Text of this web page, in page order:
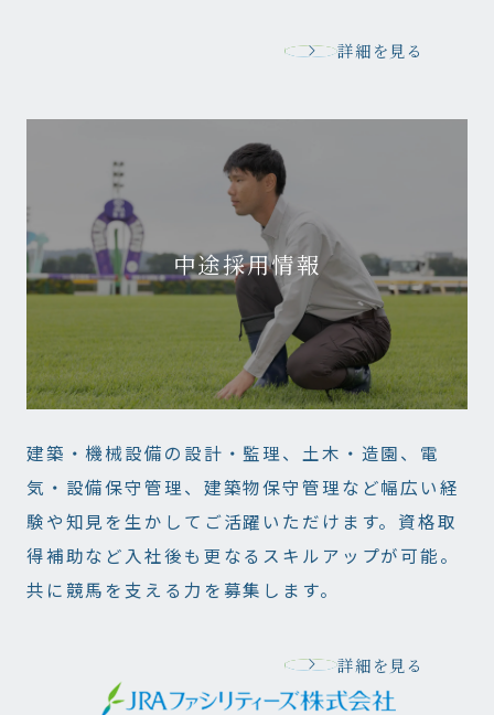
詳細を見る
中途採用情報
建築・機械設備の設計・監理、土木・造園、電
気・設備保守管理、建築物保守管理など幅広い経
験や知見を生かしてご活躍いただけます。資格取
得補助など入社後も更なるスキルアップが可能。
共に競馬を支える力を募集します。
詳細を見る